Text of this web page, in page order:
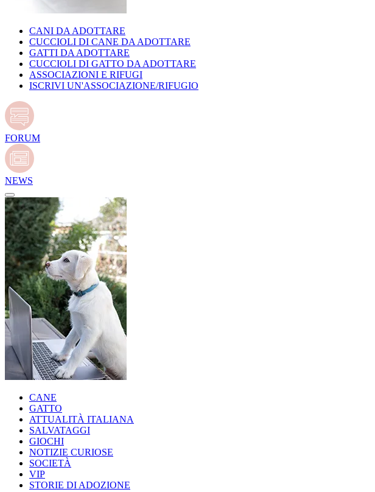
CANI DA ADOTTARE
CUCCIOLI DI CANE DA ADOTTARE
GATTI DA ADOTTARE
CUCCIOLI DI GATTO DA ADOTTARE
ASSOCIAZIONI E RIFUGI
ISCRIVI UN'ASSOCIAZIONE/RIFUGIO
FORUM
NEWS
CANE
GATTO
ATTUALITÀ ITALIANA
SALVATAGGI
GIOCHI
NOTIZIE CURIOSE
SOCIETÀ
VIP
STORIE DI ADOZIONE